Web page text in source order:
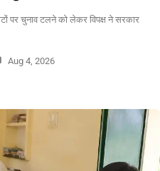
पर चुनाव टलने को लेकर विपक्ष ने सरकार
Aug 4, 2026